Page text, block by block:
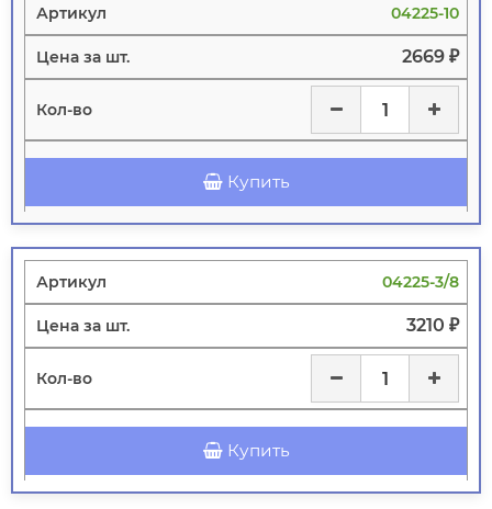
04225-10
2669 ₽
Купить
04225-3/8
3210 ₽
Купить